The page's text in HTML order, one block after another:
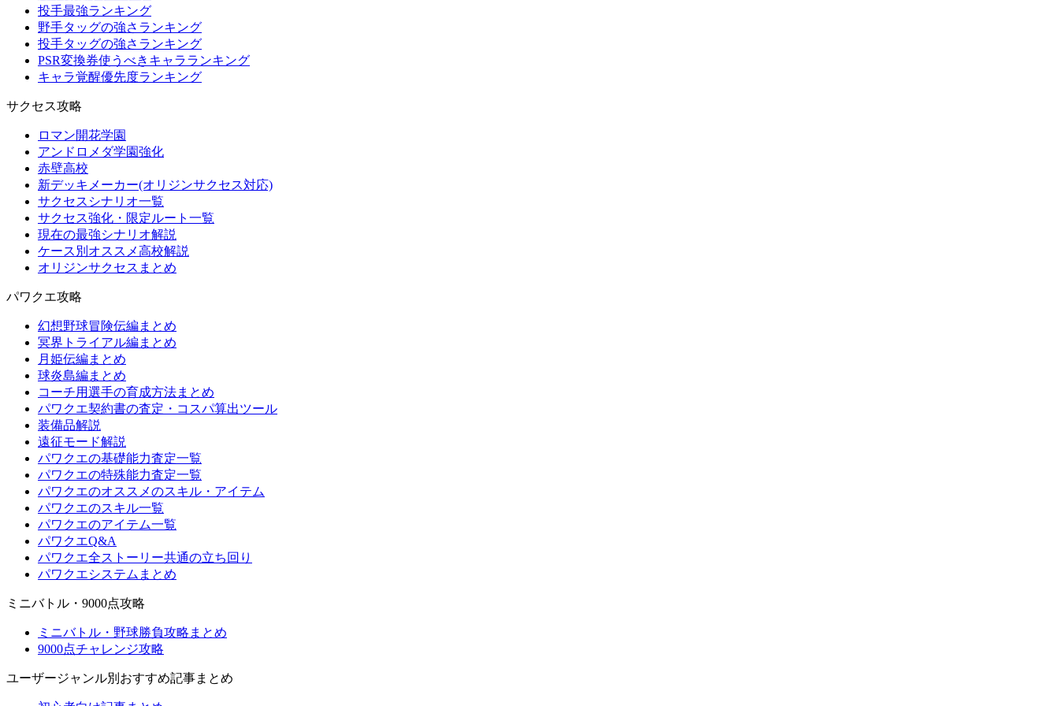
投手最強ランキング
野手タッグの強さランキング
投手タッグの強さランキング
PSR変換券使うべきキャラランキング
キャラ覚醒優先度ランキング
サクセス攻略
ロマン開花学園
アンドロメダ学園強化
赤壁高校
新デッキメーカー(オリジンサクセス対応)
サクセスシナリオ一覧
サクセス強化・限定ルート一覧
現在の最強シナリオ解説
ケース別オススメ高校解説
オリジンサクセスまとめ
パワクエ攻略
幻想野球冒険伝編まとめ
冥界トライアル編まとめ
月姫伝編まとめ
球炎島編まとめ
コーチ用選手の育成方法まとめ
パワクエ契約書の査定・コスパ算出ツール
装備品解説
遠征モード解説
パワクエの基礎能力査定一覧
パワクエの特殊能力査定一覧
パワクエのオススメのスキル・アイテム
パワクエのスキル一覧
パワクエのアイテム一覧
パワクエQ&A
パワクエ全ストーリー共通の立ち回り
パワクエシステムまとめ
ミニバトル・9000点攻略
ミニバトル・野球勝負攻略まとめ
9000点チャレンジ攻略
ユーザージャンル別おすすめ記事まとめ